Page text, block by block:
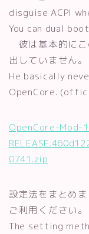
disguise ACPI
You can dual
彼は基本的にこ
出していません。
He basically
OpenCore.
OpenCore-Mod-
0741.zip
設定法をまとめ
ご利用ください。
The setting